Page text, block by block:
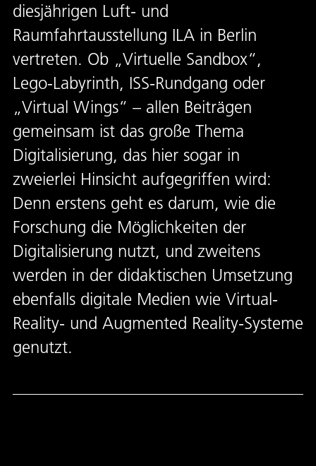
diesjährigen Luft- und
Raumfahrtausstellung ILA in Berlin
vertreten. Ob „Virtuelle Sandbox“,
Lego-Labyrinth, ISS-Rundgang oder
„Virtual Wings“ – allen Beiträgen
gemeinsam ist das große Thema
Digitalisierung, das hier sogar in
zweierlei Hinsicht aufgegriffen wird:
Denn erstens geht es darum, wie die
Forschung die Möglichkeiten der
Digitalisierung nutzt, und zweitens
werden in der didaktischen Umsetzung
ebenfalls digitale Medien wie Virtual-
Reality- und Augmented Reality-Systeme
genutzt.